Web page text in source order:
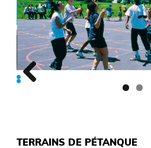
TERRAINS DE PÉTANQUE